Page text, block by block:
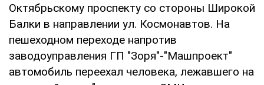
Октябрьскому проспекту со стороны Широкой
Балки в направлении ул. Космонавтов. На
пешеходном переходе напротив
заводоуправления ГП "Зоря"-"Машпроект"
автомобиль переехал человека, лежавшего на